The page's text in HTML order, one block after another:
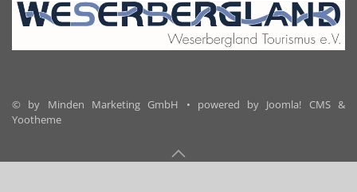
© by Minden Marketing GmbH • powered by Joomla! CMS &
Yootheme